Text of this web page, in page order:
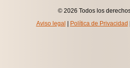
© 2026 Todos los
Aviso legal | Política de Privacidad